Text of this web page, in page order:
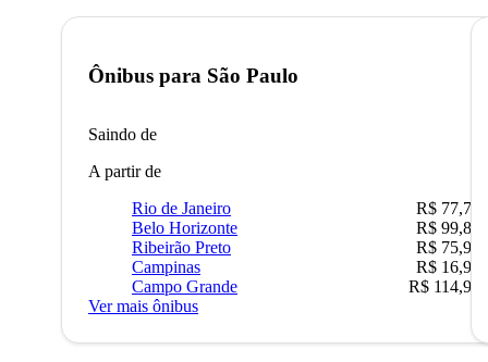
Ônibus para São Paulo
Saindo de
A partir de
Rio de Janeiro
R$ 77,70
Belo Horizonte
R$ 99,89
Ribeirão Preto
R$ 75,90
Campinas
R$ 16,90
Campo Grande
R$ 114,90
Ver mais ônibus